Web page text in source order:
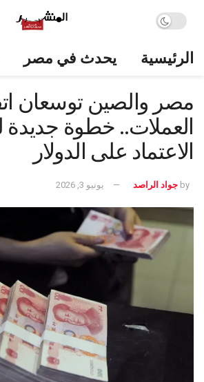
الرئيسية يحدث في مصر
مصر والصين توسعان
العملات.. خطوة جديدة
الاعتماد على الدولار
by جواد الراصد يونيو 3, 2026